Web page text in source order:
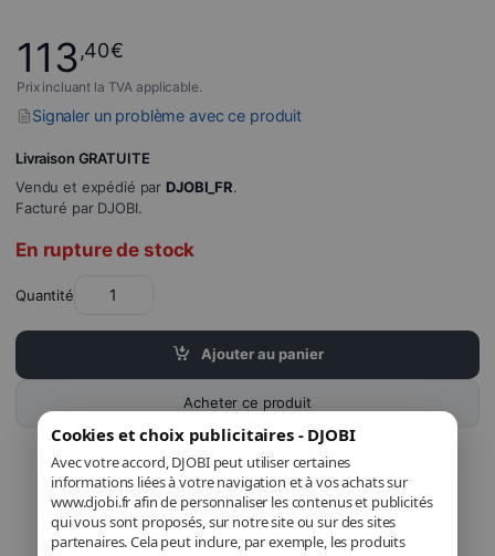
Cookies et choix publicitaires - DJOBI
Avec votre accord, DJOBI peut utiliser certaines
informations liées à votre navigation et à vos achats sur
www.djobi.fr afin de personnaliser les contenus et publicités
qui vous sont proposés, sur notre site ou sur des sites
partenaires. Cela peut inclure, par exemple, les produits
113,40€
Prix incluant la TVA applicable.
Signaler un problème avec ce produit
Livraison GRATUITE
Vendu et expédié parDJOBI_FR.
Facturé par DJOBI.
En rupture de stock
Quantité
Ajouter au panier
Acheter ce produit